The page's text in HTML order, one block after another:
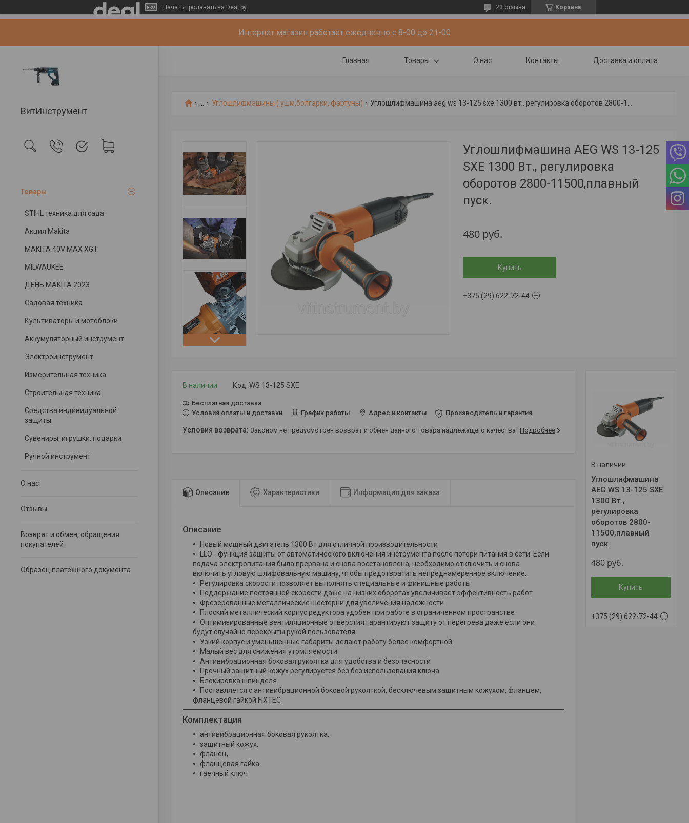
Начать продавать на Deal.by Корзина
23 отзыва
Интернет магазин работает ежедневно с 8-00 до 21-00
ВитИнструмент
Товары
STIHL техника для сада
Акция Makita
MAKITA 40V MAX XGT
MILWAUKEE
ДЕНЬ MAKITA 2023
Садовая техника
Культиваторы и мотоблоки
Аккумуляторный инструмент
Электроинструмент
Измерительная техника
Строительная техника
Средства индивидуальной
защиты
Сувениры, игрушки, подарки
Ручной инструмент
О нас
Отзывы
Возврат и обмен, обращения
покупателей
Образец платежного документа
Главная Товары О нас Контакты Доставка и оплата
Углошлифмашины ( ушм,болгарки, фартуны)
Углошлифмашина AEG WS 13-125
SXE 1300 Вт., регулировка
оборотов 2800-11500,плавный
пуск.
480 руб.
Купить
+375 (29) 622-72-44
В наличии
Углошлифмашина
AEG WS 13-125 SXE
1300 Вт.,
регулировка
оборотов 2800-
11500,плавный
пуск.
480 руб.
Купить
+375 (29) 622-72-44
В наличии Код: WS 13-125 SXE
Бесплатная доставка
Условия оплаты и доставки
График работы Адрес и контакты Производитель и гарантия
Законом не предусмотрен возврат и обмен данного товара надлежащего качества Подробнее
Описание Характеристики Информация для заказа
Описание
Новый мощный двигатель 1300 Вт для отличной производительности
LLO - функция защиты от автоматического включения инструмента после потери питания в сети. Если
подача электропитания была прервана и снова восстановлена, необходимо отключить и снова
включить угловую шлифовальную машину, чтобы предотвратить непреднамеренное включение.
Регулировка скорости позволяет выполнять специальные и финишные работы
Поддержание постоянной скорости даже на низких оборотах увеличивает эффективность работ
Фрезерованные металлические шестерни для увеличения надежности
Плоский металлический корпус редуктора удобен при работе в ограниченном пространстве
Оптимизированные вентиляционные отверстия гарантируют защиту от перегрева даже если они
будут случайно перекрыты рукой пользователя
Узкий корпус и уменьшенные габариты делают работу белее комфортной
Малый вес для снижения утомляемости
Антивибрационная боковая рукоятка для удобства и безопасности
Прочный защитный кожух регулируется без без использования ключа
Блокировка шпинделя
Поставляется с антивибрационной боковой рукояткой, бесключевым защитным кожухом, фланцем,
фланцевой гайкой FIXTEC
Комплектация
антивибрационная боковая рукоятка,
защитный кожух,
фланец,
фланцевая гайка
гаечный ключ